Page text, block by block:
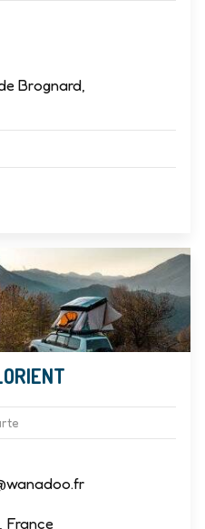
Brognard,
France